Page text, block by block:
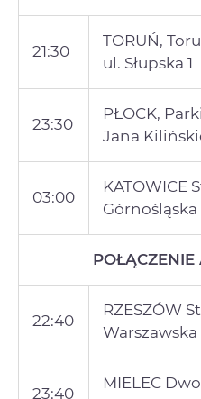
21:30
TORUŃ,
ul. Słupska 1
23:30
PŁOCK,
Jana
03:00
KATOWICE
22:40
RZESZÓW
Warszawska
23:40
MIELEC